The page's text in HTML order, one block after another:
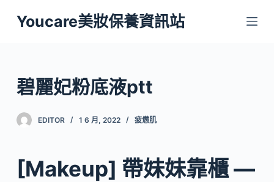
跳
至
內
容
Youcare美妝保養資訊站
碧麗妃粉底液ptt
EDITOR 1 6 月, 2022 疲憊肌
[Makeup] 帶妹妹靠櫃 —